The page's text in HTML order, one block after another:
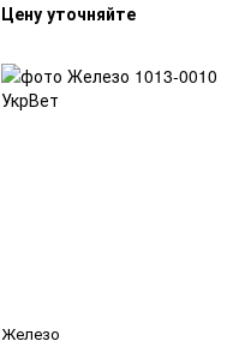
Цену уточняйте
Железо